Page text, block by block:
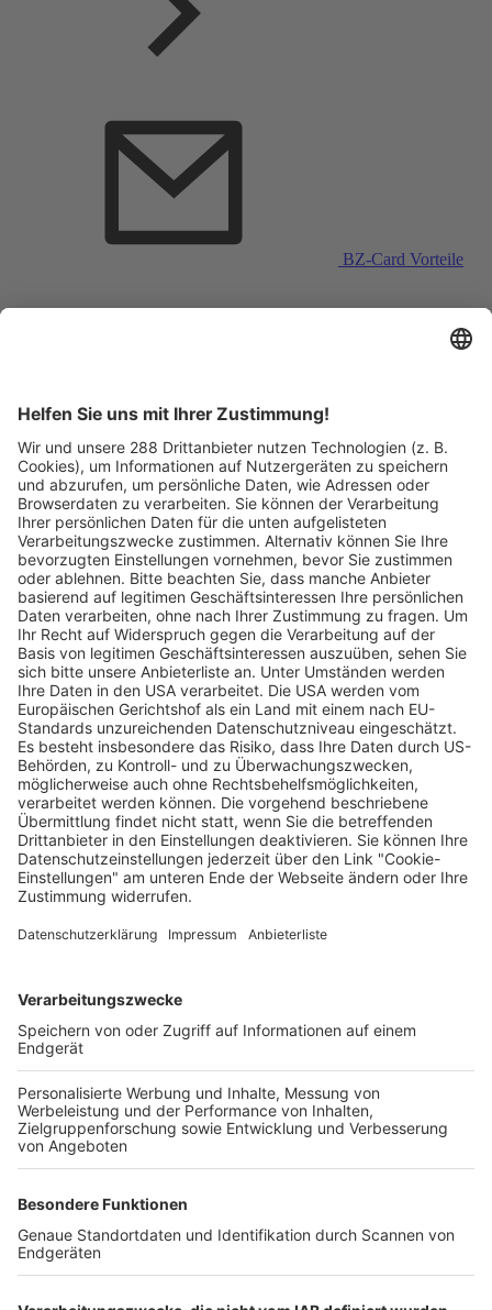
BZ-Card Vorteile
Verkaufsstellen vor
Ort
BZ-Card schnapp.de Kontakt
Mediadaten Datenschutz Cookie-Einstellungen Impressum
+49 761 496 8888
Tickethotline Mo–Fr: 9–12 Uhr
System